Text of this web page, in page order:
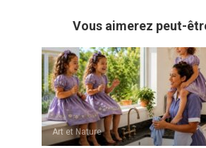
Vous aimerez peut-
Art et Nature